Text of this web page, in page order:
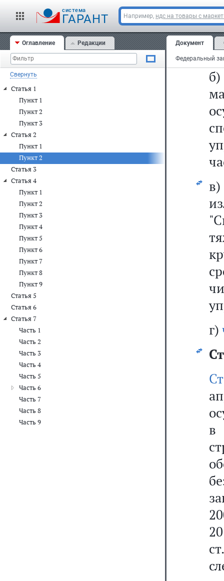
cистема
ГАРАНТ Например, ндс на товары с
Оглавление Редакции
Свернуть
Статья 1
Пункт 1
Пункт 2
Пункт 3
Статья 2
Пункт 1
Пункт 2
Статья 3
Статья 4
Пункт 1
Пункт 2
Пункт 3
Пункт 4
Пункт 5
Пункт 6
Пункт 7
Пункт 8
Пункт 9
Статья 5
Статья 6
Статья 7
Часть 1
Часть 2
Часть 3
Часть 4
Часть 5
Часть 6
Часть 7
Часть 8
Часть 9
Документ
г)
в